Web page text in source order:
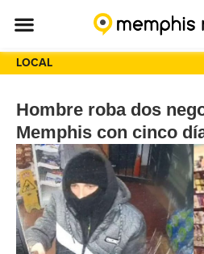
LOCAL
Hombre roba dos
Memphis con cinco